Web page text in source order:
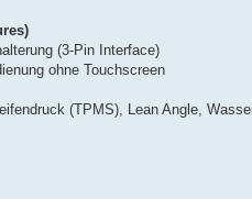
(3-Pin Interface)
ohne Touchscreen
(TPMS), Lean Angle,